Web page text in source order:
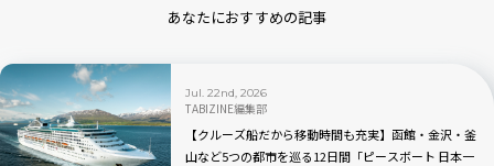
あなたにおすすめの記事
Jul. 22nd, 2026
TABIZINE編集部
【クルーズ船だから移動時間も充実】函館・金沢・釜
山など5つの都市を巡る12日間「ピースボート 日本一